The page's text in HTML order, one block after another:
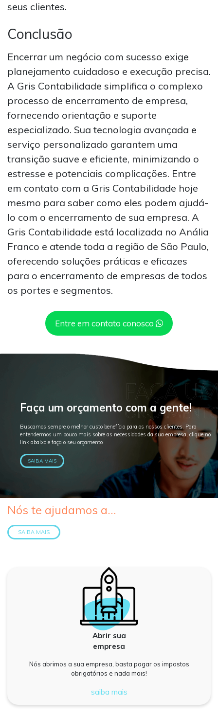
seus clientes.
Conclusão
Encerrar um negócio com sucesso exige
planejamento cuidadoso e execução precisa.
A Gris Contabilidade simplifica o complexo
processo de encerramento de empresa,
fornecendo orientação e suporte
especializado. Sua tecnologia avançada e
serviço personalizado garantem uma
transição suave e eficiente, minimizando o
estresse e potenciais complicações. Entre
em contato com a Gris Contabilidade hoje
mesmo para saber como eles podem ajudá-
lo com o encerramento de sua empresa. A
Gris Contabilidade está localizada no Anália
Franco e atende toda a região de São Paulo,
oferecendo soluções práticas e eficazes
para o encerramento de empresas de todos
os portes e segmentos.
Entre em contato conosco
Faça um orçamento com a gente!
Buscamos sempre o melhor custo benefício para os nossos clientes. Para
entendermos um pouco mais sobre as necessidades da sua empresa, clique no
link abaixo e faça o seu orçamento
SAIBA MAIS
Nós te ajudamos a...
SAIBA MAIS
Abrir sua
empresa
Nós abrimos a sua empresa, basta pagar os impostos
obrigatórios e nada mais!
saiba mais